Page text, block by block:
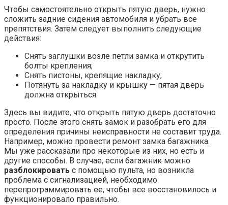
Чтобы самостоятельно открыть пятую дверь, нужно
сложить задние сидения автомобиля и убрать все
препятствия. Затем следует выполнить следующие
действия:
Снять заглушки возле петли замка и открутить
болты крепления;
Снять пистоны, крепящие накладку;
Потянуть за накладку и крышку — пятая дверь
должна открыться.
Здесь вы видите, что открыть пятую дверь достаточно
просто. После этого снять замок и разобрать его для
определения причины неисправности не составит труда.
Например, можно провести ремонт замка багажника.
Мы уже рассказали про некоторые из них, но есть и
другие способы. В случае, если багажник можно
разблокировать с помощью пульта, но возникла
проблема с сигнализацией, необходимо
перепрограммировать ее, чтобы все восстановилось и
функционировало правильно.